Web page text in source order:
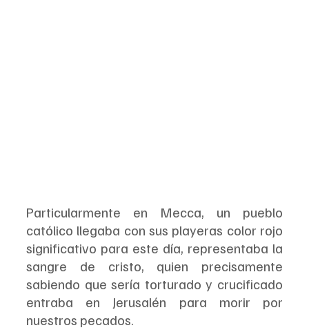
Particularmente en Mecca, un pueblo
católico llegaba con sus playeras color rojo
significativo para este día, representaba la
sangre de cristo, quien precisamente
sabiendo que sería torturado y crucificado
entraba en Jerusalén para morir por
nuestros pecados.